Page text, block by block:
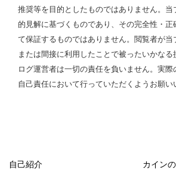
推奨等を目的としたものではありません。当
的見解に基づくものであり、その完全性・
て保証するものではありません。閲覧者が当
または間接に利用したことで被ったいかな
ログ運営者は一切の責任を負いません。実際
自己責任において行っていただくようお願い
自己紹介 カイン